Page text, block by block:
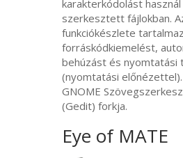
karakterkódolást használ
szerkesztett fájlokban.
funkciókészlete tartalmaz
forráskódkiemelést,
behúzást és nyomtatási
(nyomtatási előnézettel).
GNOME
(Gedit) forkja.
Eye of MATE